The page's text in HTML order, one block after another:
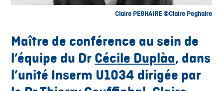
Claire PEGHAIRE ©Claire Peghaire
Maître de conférence au sein de
l’équipe du Dr Cécile Duplàa, dans
l’unité Inserm U1034 dirigée par